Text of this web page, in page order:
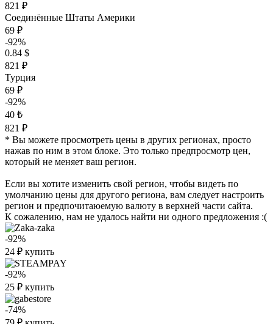
821 ₽
Соединённые Штаты Америки
69 ₽
-92%
0.84 $
821 ₽
Турция
69 ₽
-92%
40 ₺
821 ₽
* Вы можете просмотреть цены в других регионах, просто
нажав по ним в этом блоке. Это только предпросмотр цен,
который не меняет ваш регион.
Если вы хотите изменить свой регион, чтобы видеть по
умолчанию цены для другого региона, вам следует настроить
регион и предпочитаюемую валюту в верхней части сайта.
К сожалению, нам не удалось найти ни одного предложения :(
-92%
24 ₽ купить
-92%
25 ₽ купить
-74%